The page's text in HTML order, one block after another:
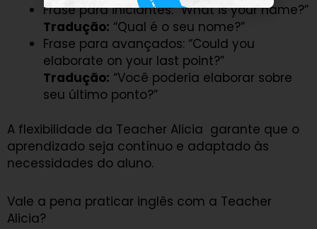
Frase para iniciantes: “What is your name?”
Tradução: “Qual é o seu nome?”
Frase para avançados: “Could you
elaborate on your last point?”
Tradução: “Você poderia elaborar sobre
seu último ponto?”
A flexibilidade da Teacher Alicia garante que o
aprendizado seja contínuo e adaptado às
necessidades do aluno.
Vale a pena praticar inglês com a Teacher
Alicia?